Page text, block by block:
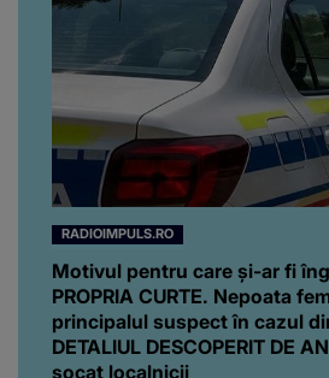
RADIOIMPULS.RO
Motivul pentru care și-ar fi
PROPRIA CURTE. Nepoata
principalul suspect în cazul
DETALIUL DESCOPERIT DE
șocat localnicii